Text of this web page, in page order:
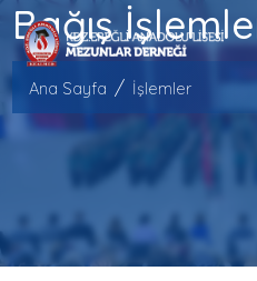
Bağış
Ana Sayfa İşlemler